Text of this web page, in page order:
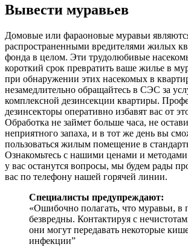
Вывести муравьев
Домовые или фараоновые муравьи
распространенными вредителями жилых
фонда в целом. Эти трудолюбивые
короткий срок превратить ваше жилье в
при обнаружении этих насекомых в
незамедлительно обращайтесь в СЭС за
комплексной дезинсекции квартиры.
дезинсекторы оперативно избавят вас от
Обработка не займет больше часа, не
неприятного запаха, и в тот же день вы
пользоваться жилым помещение в
Ознакомьтесь с нашими ценами и
у вас останутся вопросы, мы будем рады
вас по телефону нашей горячей линии.
Специалисты предупреждают:
«Ошибочно полагать, что муравьи, в
безвредны. Контактируя с
они могут передавать некоторые
инфекции”